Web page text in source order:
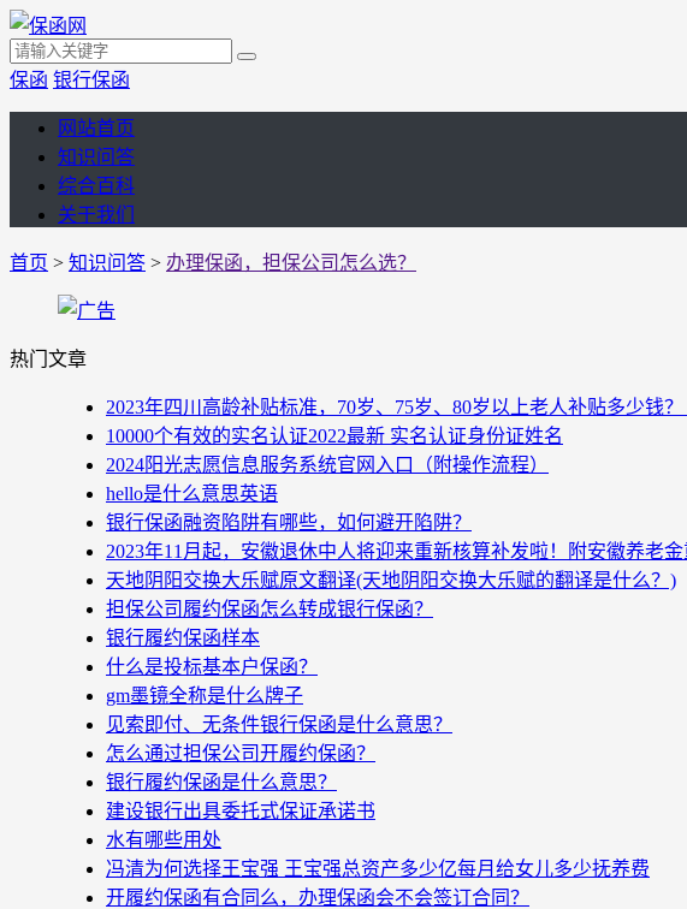
保函 银行保函
网站首页
知识问答
综合百科
关于我们
首页 > 知识问答 > 办理保函，担保公司怎么选？
热门文章
2023年四川高龄补贴标准，70岁、75岁、80岁以上老人补贴多少钱
10000个有效的实名认证2022最新 实名认证身份证姓名
2024阳光志愿信息服务系统官网入口（附操作流程）
hello是什么意思英语
银行保函融资陷阱有哪些，如何避开陷阱？
2023年11月起，安徽退休中人将迎来重新核算补发啦！附安徽养老金
天地阴阳交换大乐赋原文翻译(天地阴阳交换大乐赋的翻译是什么？)
担保公司履约保函怎么转成银行保函？
银行履约保函样本
什么是投标基本户保函？
gm墨镜全称是什么牌子
见索即付、无条件银行保函是什么意思？
怎么通过担保公司开履约保函？
银行履约保函是什么意思？
建设银行出具委托式保证承诺书
水有哪些用处
冯清为何选择王宝强 王宝强总资产多少亿每月给女儿多少抚养费
开履约保函有合同么，办理保函会不会签订合同？